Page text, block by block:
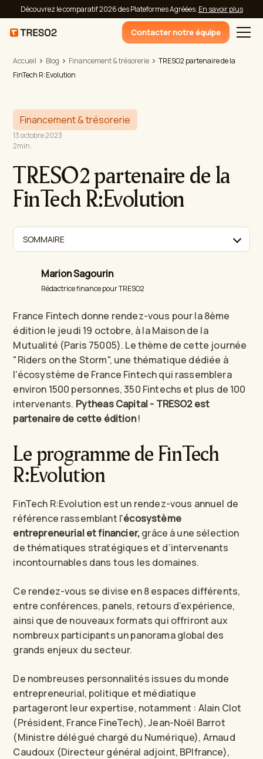
Découvrez le comparatif 2026 des Plateformes Agréées. En savoir plus
Contacter notre équipe
Accueil Blog Financement & trésorerie
TRESO2 partenaire de la
FinTech R:Evolution
Financement & trésorerie
13 octobre 2023
2min.
TRESO2 partenaire de la
FinTech R:Evolution
SOMMAIRE
Marion Sagourin
Rédactrice finance pour TRESO2
France Fintech donne rendez-vous pour la 8ème
édition le jeudi 19 octobre, à la Maison de la
Mutualité (Paris 75005). Le thème de cette journée
"Riders on the Storm", une thématique dédiée à
l'écosystème de France Fintech qui rassemblera
environ 1500 personnes, 350 Fintechs et plus de 100
intervenants. Pytheas Capital - TRESO2 est
partenaire de cette édition!
Le programme de FinTech
R:Evolution
FinTech R:Evolution est un rendez-vous annuel de
référence rassemblant l'écosystème
entrepreneurial et financier,grâce à une sélection
de thématiques stratégiques et d’intervenants
incontournables dans tous les domaines.
Ce rendez-vous se divise en 8 espaces différents,
entre conférences, panels, retours d’expérience,
ainsi que de nouveaux formats qui offriront aux
nombreux participants un panorama global des
grands enjeux du secteur.
De nombreuses personnalités issues du monde
entrepreneurial, politique et médiatique
partageront leur expertise, notamment : Alain Clot
(Président, France FineTech), Jean-Noël Barrot
(Ministre délégué chargé du Numérique), Arnaud
Caudoux (Directeur général adjoint, BPIfrance),